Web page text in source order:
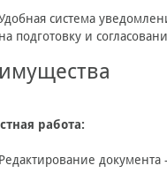
система
на подготовку и
работа:
Редактирование